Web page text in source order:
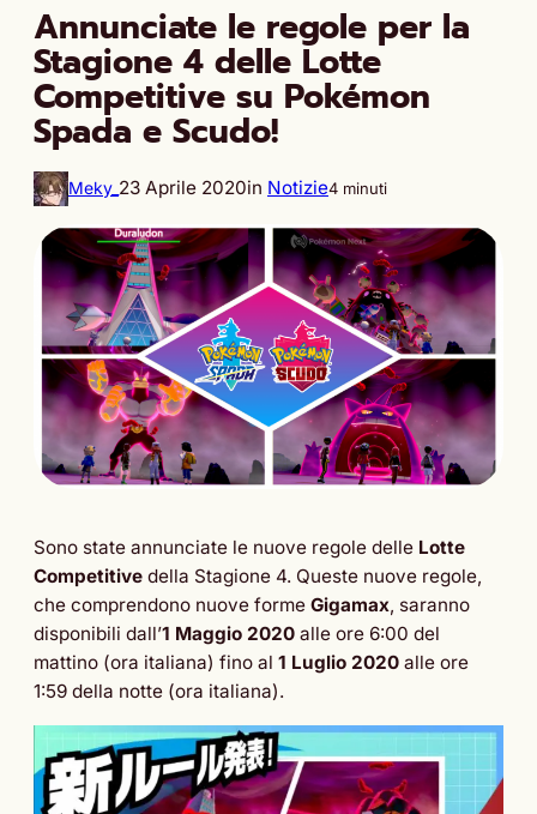
Annunciate le regole per la
Stagione 4 delle Lotte
Competitive su Pokémon
Spada e Scudo!
Meky_ 23 Aprile 2020in Notizie4 minuti
Sono state annunciate le nuove regole delle Lotte
Competitive della Stagione 4. Queste nuove regole,
che comprendono nuove forme Gigamax, saranno
disponibili dall’1 Maggio 2020 alle ore 6:00 del
mattino (ora italiana) fino al 1 Luglio 2020 alle ore
1:59 della notte (ora italiana).